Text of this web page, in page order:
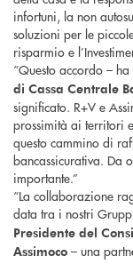
infortuni, la non
soluzioni per le
risparmio e
“Questo accordo –
di Cassa Centrale
significato. R+V e
prossimità ai territori
questo cammino di
bancassicurativa. Da
importante.”
“La collaborazione
data tra i nostri
Presidente del
Assimoco – una